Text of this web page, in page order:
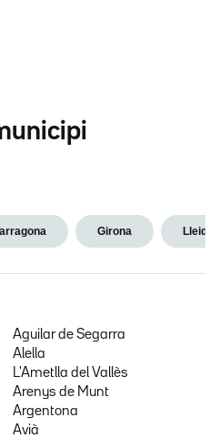
Girona Lleida
Aguilar de Segarra
Alella
L'Ametlla del Vallès
Arenys de Munt
Argentona
Avià